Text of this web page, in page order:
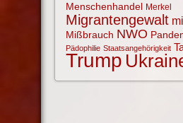
Menschenhandel Merkel
Migrantengewalt
Mißbrauch NWO
Pädophilie Staatsangehörigkeit
Trump